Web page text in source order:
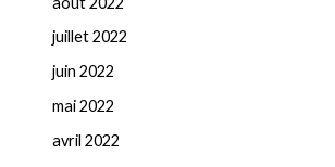
juillet 2022
juin 2022
mai 2022
avril 2022